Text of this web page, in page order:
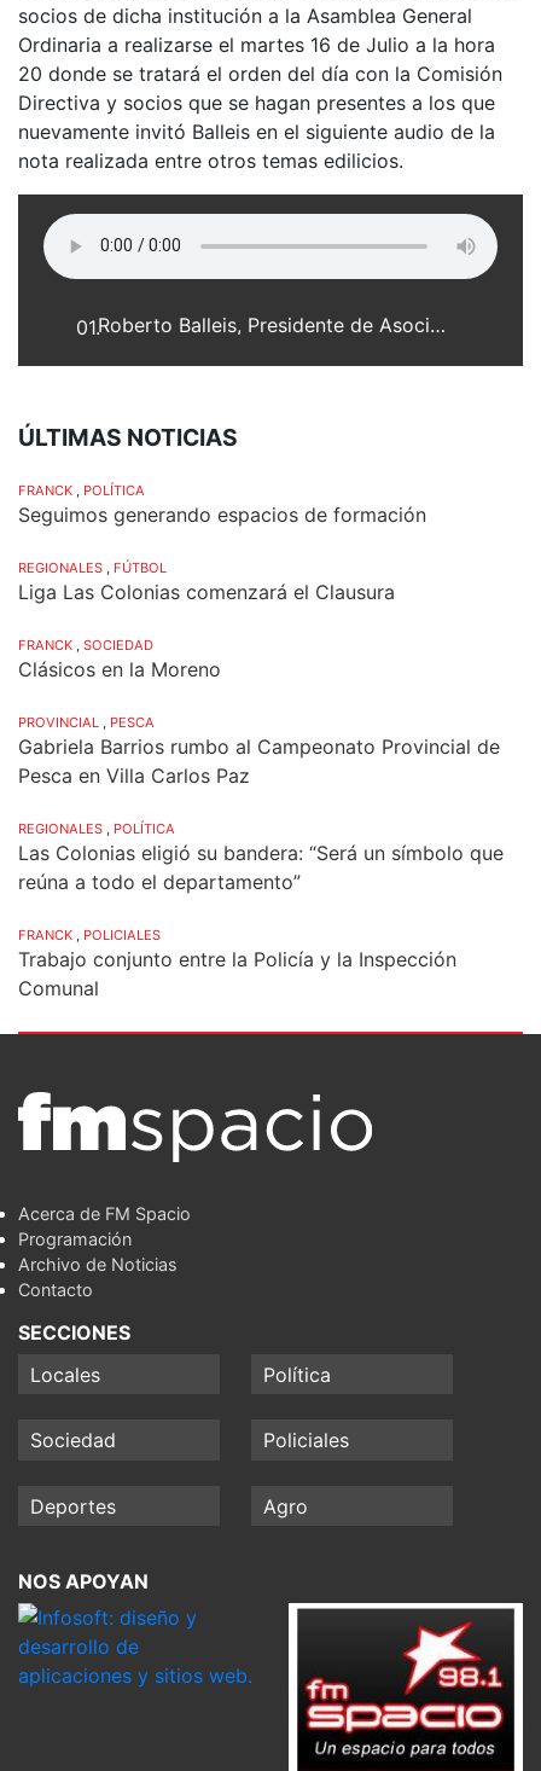
socios de dicha institución a la Asamblea General
Ordinaria a realizarse el martes 16 de Julio a la hora
20 donde se tratará el orden del día con la Comisión
Directiva y socios que se hagan presentes a los que
nuevamente invitó Balleis en el siguiente audio de la
nota realizada entre otros temas edilicios.
01. Roberto Balleis, Presidente de Asociación La Fraternal
ÚLTIMAS NOTICIAS
FRANCK , POLÍTICA
Seguimos generando espacios de formación
REGIONALES , FÚTBOL
Liga Las Colonias comenzará el Clausura
FRANCK , SOCIEDAD
Clásicos en la Moreno
PROVINCIAL , PESCA
Gabriela Barrios rumbo al Campeonato Provincial de
Pesca en Villa Carlos Paz
REGIONALES , POLÍTICA
Las Colonias eligió su bandera: “Será un símbolo que
reúna a todo el departamento”
FRANCK , POLICIALES
Trabajo conjunto entre la Policía y la Inspección
Comunal
Acerca de FM Spacio
Programación
Archivo de Noticias
Contacto
SECCIONES
Locales
Política
Sociedad Policiales
Deportes Agro
NOS APOYAN